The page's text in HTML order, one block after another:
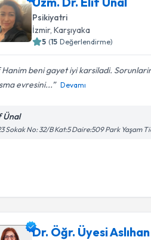
Psikiyatri
İzmir, Karşıyaka
5 (15 Değerlendirme)
Hanim beni gayet iyi karsiladi.
evresini...
Devamı
Ünal
Sokak No: 32/B Kat:5 Daire:509 Park Yaşam
Dr. Öğr. Üyesi